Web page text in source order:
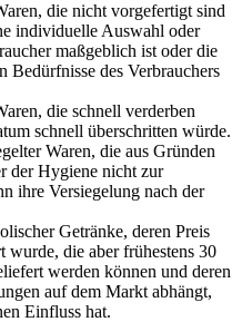
die nicht vorgefertigt sind
individuelle Auswahl oder
maßgeblich ist oder die
Bedürfnisse des Verbrauchers
die schnell verderben
schnell überschritten würde.
Waren, die aus Gründen
der Hygiene nicht zur
ihre Versiegelung nach der
Getränke, deren Preis
wurde, die aber frühestens 30
werden können und deren
auf dem Markt abhängt,
Einfluss hat.